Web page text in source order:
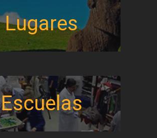
Lugares
Escuelas